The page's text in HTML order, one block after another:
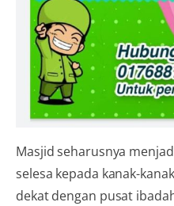
Masjid seharusnya
selesa kepada kanak-
dekat dengan pusat